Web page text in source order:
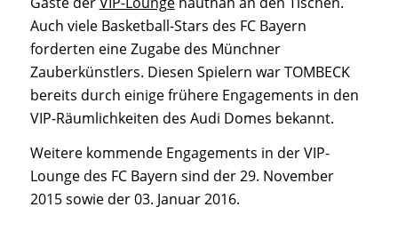
Auch viele Basketball-Stars des FC Bayern
forderten eine Zugabe des Münchner
Zauberkünstlers. Diesen Spielern war TOMBECK
bereits durch einige frühere Engagements in den
VIP-Räumlichkeiten des Audi Domes bekannt.
Weitere kommende Engagements in der VIP-
Lounge des FC Bayern sind der 29. November
2015 sowie der 03. Januar 2016.